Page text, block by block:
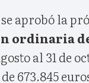
aprobó la
ordinaria
al 31 de
673.845